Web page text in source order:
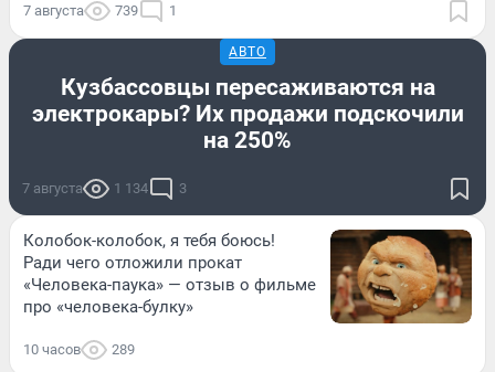
7 августа 739 1
АВТО
Кузбассовцы пересаживаются на
электрокары? Их продажи подскочили
на 250%
7 августа 1 134 3
Колобок-колобок, я тебя боюсь!
Ради чего отложили прокат
«Человека-паука» — отзыв о фильме
про «человека-булку»
10 часов 289